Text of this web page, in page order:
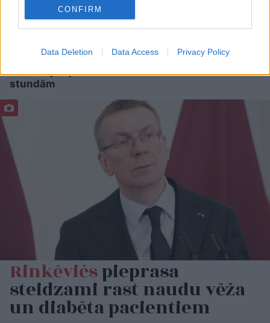
CONFIRM
Data Deletion Data Access Privacy Policy
baktērijām: produkti,
bīstami jau pēc dažām
stundām
19 strīdi Kapitolija kalnā
Rinkēvičspieprasa
steidzami rast naudu vēža
un diabēta pacientiem